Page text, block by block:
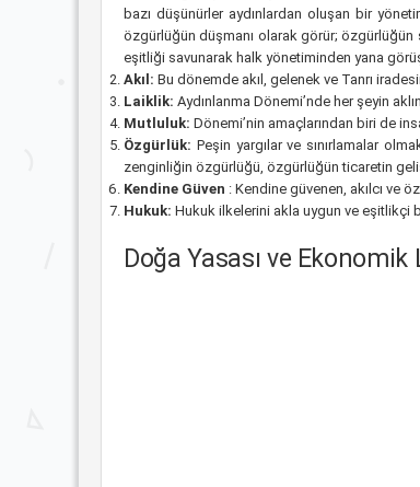
bazı düşünürler aydınlardan oluşan bir
özgürlüğün düşmanı olarak görür; özgürlüğün
eşitliği savunarak halk yönetiminden yana
Akıl: Bu dönemde akıl, gelenek ve Tanrı
Laiklik: Aydınlanma Dönemi’nde her şeyin
Mutluluk: Dönemi’nin amaçlarından biri de
Özgürlük: Peşin yargılar ve sınırlamalar
zenginliğin özgürlüğü, özgürlüğün ticaretin
Kendine Güven : Kendine güvenen, akılcı ve
Hukuk: Hukuk ilkelerini akla uygun ve eşitlikçi
Doğa Yasası ve